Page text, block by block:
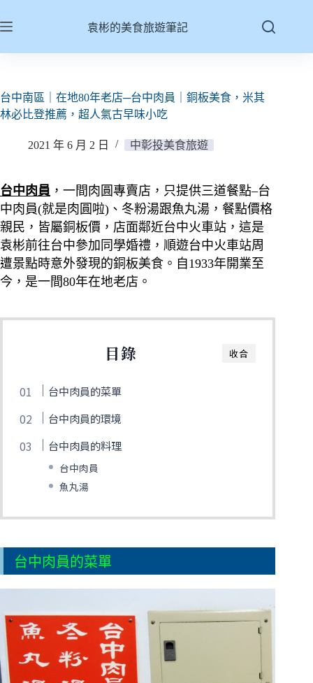
至
容
袁彬的美食旅遊筆記
台中南區｜在地80年老店─台中肉員｜銅板美食，米其
林必比登推薦，超人氣古早味小吃
2021 年 6 月 2 日 中彰投美食旅遊
台中肉員 ，一間肉圓專賣店，只提供三道餐點–台
中肉員(就是肉圓啦)、冬粉湯跟魚丸湯，餐點價格
親民，皆屬銅板價，店面鄰近台中火車站，這是
袁彬前往台中參加同學婚禮，順遊台中火車站周
遭景點時意外發現的銅板美食。自1933年開業至
今，是一間80年在地老店。
收合
目錄
台中肉員的菜單
台中肉員的環境
台中肉員的料理
台中肉員
魚丸湯
台中肉員的菜單